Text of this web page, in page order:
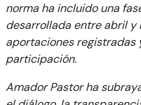
norma ha incluido una
desarrollada entre abril y
aportaciones
participación.
Amador Pastor ha